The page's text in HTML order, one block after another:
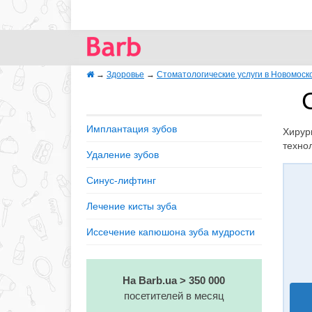
→ Здоровье → Стоматологические услуги в
Имплантация зубов
Удаление зубов
Синус-лифтинг
Лечение кисты зуба
Иссечение капюшона зуба мудрости
На Barb.ua > 350 000
посетителей в месяц